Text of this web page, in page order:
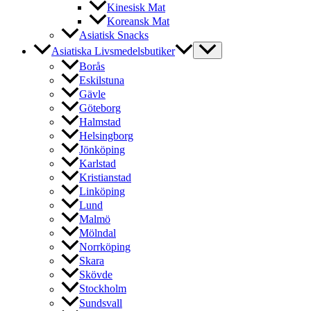
Kinesisk Mat
Koreansk Mat
Asiatisk Snacks
Asiatiska Livsmedelsbutiker
Borås
Eskilstuna
Gävle
Göteborg
Halmstad
Helsingborg
Jönköping
Karlstad
Kristianstad
Linköping
Lund
Malmö
Mölndal
Norrköping
Skara
Skövde
Stockholm
Sundsvall